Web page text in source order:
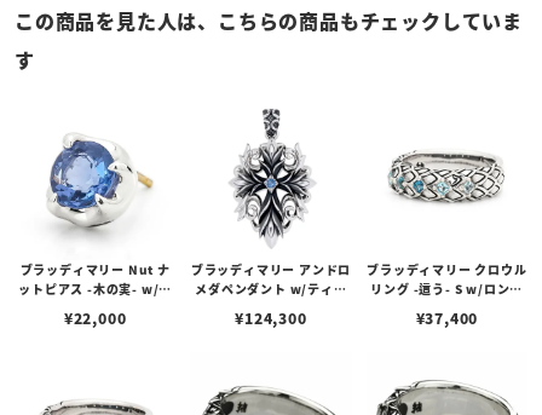
この商品を見た人は、こちらの商品もチェックしていま
す
ブラッディマリー Nut ナ
ットピアス -木の実- w/テ
¥22,000
ブラッディマリー アンドロ
メダペンダント w/ティア
¥124,300
ブラッディマリー クロウル
リング -這う- S w/ロンド
ブルートパーズ/スイスブ
¥37,400